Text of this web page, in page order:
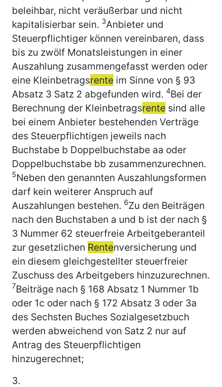
beleihbar, nicht veräußerbar und nicht
kapitalisierbar sein. 3Anbieter und
Steuerpflichtiger können vereinbaren, dass
bis zu zwölf Monatsleistungen in einer
Auszahlung zusammengefasst werden oder
eine Kleinbetragsrente im Sinne von § 93
Absatz 3 Satz 2 abgefunden wird. 4Bei der
Berechnung der Kleinbetragsrente sind alle
bei einem Anbieter bestehenden Verträge
des Steuerpflichtigen jeweils nach
Buchstabe b Doppelbuchstabe aa oder
Doppelbuchstabe bb zusammenzurechnen.
5Neben den genannten Auszahlungsformen
darf kein weiterer Anspruch auf
Auszahlungen bestehen. 6Zu den Beiträgen
nach den Buchstaben a und b ist der nach §
3 Nummer 62 steuerfreie Arbeitgeberanteil
zur gesetzlichen Rentenversicherung und
ein diesem gleichgestellter steuerfreier
Zuschuss des Arbeitgebers hinzuzurechnen.
7Beiträge nach § 168 Absatz 1 Nummer 1b
oder 1c oder nach § 172 Absatz 3 oder 3a
des Sechsten Buches Sozialgesetzbuch
werden abweichend von Satz 2 nur auf
Antrag des Steuerpflichtigen
hinzugerechnet;
3.